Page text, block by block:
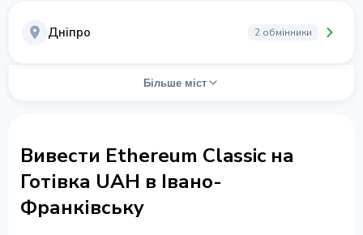
Дніпро 2 обмінники
Більше міст
Вивести Ethereum Classic на
Готівка UAH в Івано-
Франківську